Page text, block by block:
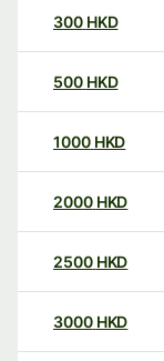
300 HKD
500 HKD
1000 HKD
2000 HKD
2500 HKD
3000 HKD